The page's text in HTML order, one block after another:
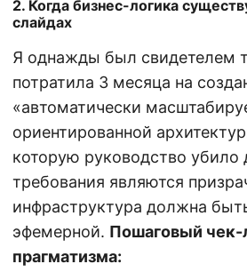
2. Когда бизнес-логика
слайдах
Я однажды был свидетелем
потратила 3 месяца на
«автоматически
ориентированной
которую руководство убило
требования являются
инфраструктура должна
эфемерной. Пошаговый чек-
прагматизма: